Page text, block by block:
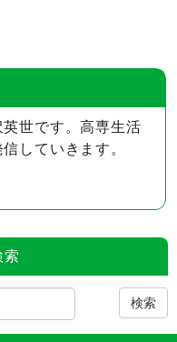
世です。高専生活
していきます。
索
検索